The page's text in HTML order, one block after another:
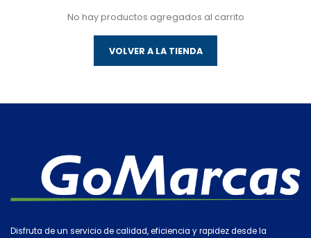
No hay productos agregados al carrito
VOLVER A LA TIENDA
Disfruta de un servicio de calidad, eficiencia y rapidez desde la